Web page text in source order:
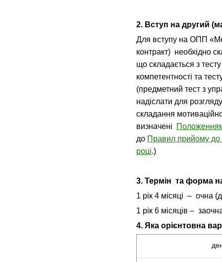
2. Вступ на другий
Для вступу на ОПП
контракт) необхідно
що складається з
компетентності та
(предметний тест з
надіслати для
складання
визначені
до Правил прийому до
році.)
3. Термін та форма
1 рік 4 місяці – очна
1 рік 6 місяців –
4. Яка орієнтовна